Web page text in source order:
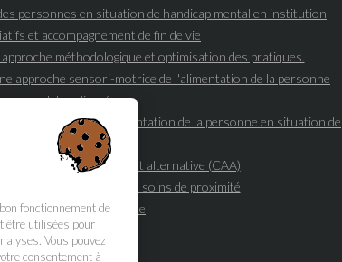
personnes en situation de handicap mental en institution
et accompagnement de fin de vie
méthodologique et optimisation des pratiques.
approche sensori-motrice de l'alimentation de la personne
polyhandicapée
des capacités d'alimentation de la personne en situation de
polyhandicap
verbale, sensorielle et alternative (CAA)
l'accompagnement et des soins de proximité
La démarche bientraitante
fonctionnement de
être utilisées pour
Vous pouvez
consentement à